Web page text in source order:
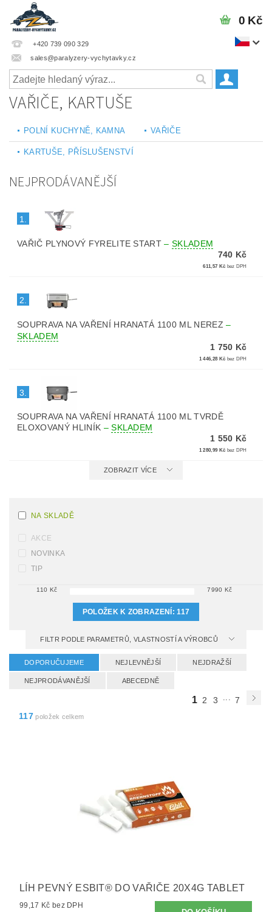
+420 739 090 329
sales@paralyzery-vychytavky.cz
0 Kč
VAŘIČE, KARTUŠE
POLNÍ KUCHYNĚ, KAMNA VAŘIČE
KARTUŠE, PŘÍSLUŠENSTVÍ
NEJPRODÁVANĚJŠÍ
1.
VAŘIČ PLYNOVÝ FYRELITE START–SKLADEM
740 Kč
611,57 Kč bez DPH
2.
SOUPRAVA NA VAŘENÍ HRANATÁ 1100 ML NEREZ–
SKLADEM
1 750 Kč
1 446,28 Kč bez DPH
3.
SOUPRAVA NA VAŘENÍ HRANATÁ 1100 ML TVRDĚ
ELOXOVANÝ HLINÍK –SKLADEM
1 550 Kč
1 280,99 Kč bez DPH
ZOBRAZIT VÍCE
NA SKLADĚ
AKCE
NOVINKA
TIP
110 Kč 7990 Kč
POLOŽEK K ZOBRAZENÍ:117
FILTR PODLE PARAMETRŮ, VLASTNOSTÍ A VÝROBCŮ
DOPORUČUJEME NEJLEVNĚJŠÍ NEJDRAŽŠÍ
NEJPRODÁVANĚJŠÍ ABECEDNĚ
1 2 3 ... 7
117 položek celkem
LÍH PEVNÝ ESBIT® DO VAŘIČE 20X4G TABLET
99,17 Kč bez DPH